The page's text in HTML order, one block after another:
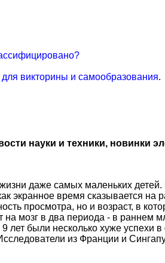
викторины и самообразования.
науки и техники, новинки
даже самых маленьких
экранное время сказывается на
просмотра, но и возраст, в
мозг в два периода - в раннем
были несколько хуже успехи
из Франции и